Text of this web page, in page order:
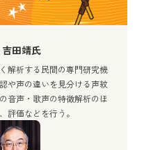
田靖氏
解析する民間の専門研究機
や声の違いを見分ける声紋
音声・歌声の特徴解析のほ
評価などを行う。